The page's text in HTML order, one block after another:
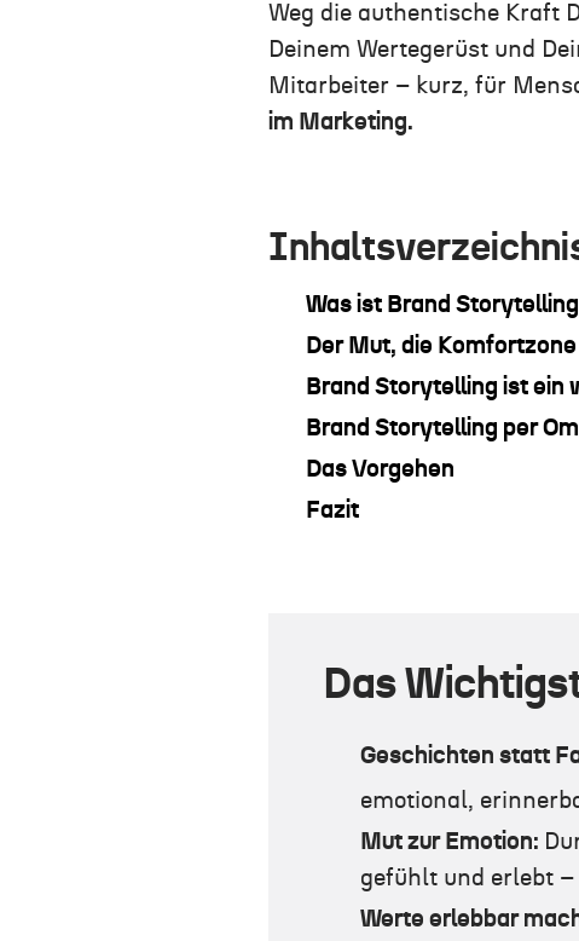
Weg die authentische Kraft
Deinem Wertegerüst und
Mitarbeiter – kurz, für
im Marketing.
Was ist Brand
Der Mut, die
Brand Storytelling ist ein
Brand Storytelling per
Das Vorgehen
Fazit
Das
Geschichten statt
emotional,
Mut zur Emotion:
gefühlt und erlebt
Werte erlebbar